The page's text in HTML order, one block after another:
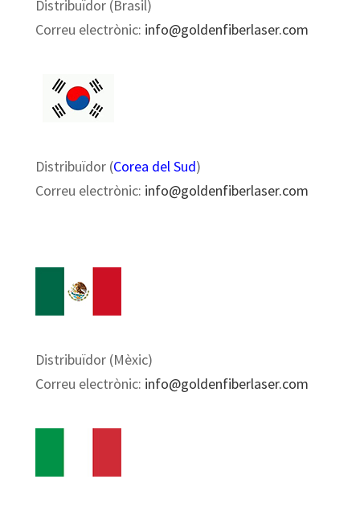
Distribuïdor (Brasil)
Correu electrònic: info@goldenfiberlaser.com
Distribuïdor (Corea del Sud)
Correu electrònic: info@goldenfiberlaser.com
Distribuïdor (Mèxic)
Correu electrònic: info@goldenfiberlaser.com